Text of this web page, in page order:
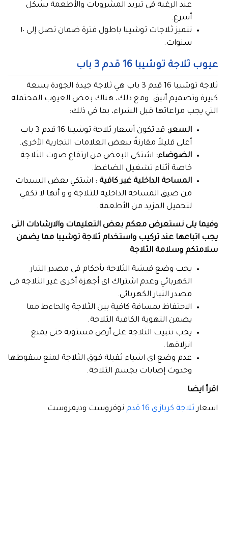
عند الرغبة فى تبريد المشروبات والأطعمة بشكل
أسرع.
تتميز ثلاجات توشيبا باطول فترة ضمان تصل إلى ١٠
سنوات.
عيوب ثلاجة توشيبا 16 قدم 3 باب
ثلاجة توشيبا 16 قدم 3 باب هي ثلاجة جيدة الجودة بسعة
كبيرة وتصميم أنيق. ومع ذلك، هناك بعض العيوب المحتملة
التي يجب مراعاتها قبل الشراء، بما في ذلك:
السعر:
قد تكون أسعار ثلاجة توشيبا 16 قدم 3 باب
أعلى قليلاً مقارنةً ببعض العلامات التجارية الأخرى.
الضوضاء: اشتكي البعض من ارتفاع صوت الثلاجة
خاصة أثناء تشغيل الضاغط.
المساحة الداخلية غير كافية : اشتكي بعض السيدات
من ضيق المساحة الداخلية للثلاجة و و أنها لا تكفي
لتحميل المزيد من الأطعمة.
وفيما يلى نستعرض معكم بعض التعليمات والارشادات التى
يجب اتباعها عند تركيب واستخدام ثلاجة توشيبا مما يضمن
سلامتكم وسلامة الثلاجة
يجب وضع فيشة الثلاجة بأحكام فى مصدر التيار
الكهربائي وعدم اشتراك اى أجهزة أخرى غير الثلاجة فى
مصدر التيار الكهربائي.
الاحتفاظ بمسافة كافية بين الثلاجة والحاءط مما
يضمن التهوية الكافية الثلاجة.
يجب تثبيت الثلاجة على أرض مستوية حتى يمنع
انزلاقها.
عدم وضع اى اشياء ثقيلة فوق الثلاجة لمنع سقوطها
وحدوث إصابات بجسم الثلاجة.
اقرأ ايضا
اسعارثلاجة كريازي 16 قدم نوفروست وديفروست